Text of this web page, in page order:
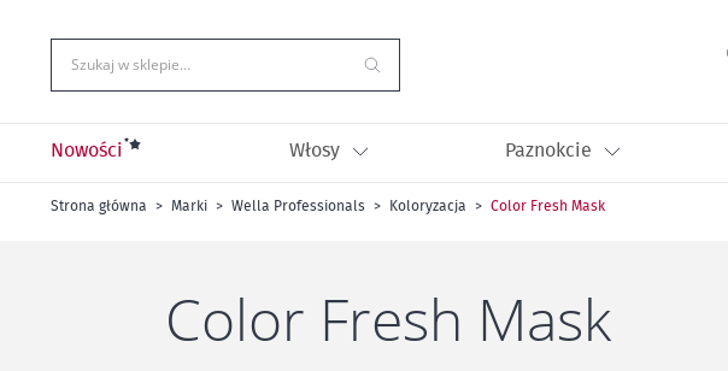
do
treści
Szukaj w sklepie…
Nowości Włosy Paznokcie
Strona główna Marki Wella Professionals Koloryzacja Color Fresh Mask
Color Fresh Mask